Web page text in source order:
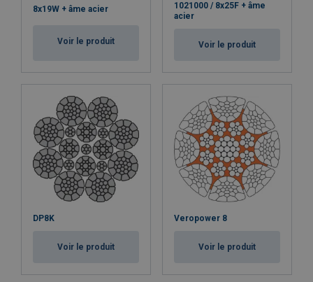
8x19W + âme acier
Voir le produit
1021000 / 8x25F + âme
acier
Voir le produit
DP8K
Voir le produit
Veropower 8
Voir le produit